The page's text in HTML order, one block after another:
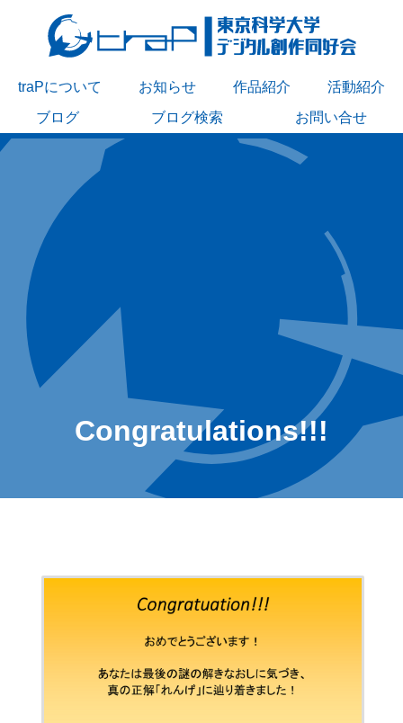
traPについて お知らせ 作品紹介
活動紹介
ブログ
ブログ検索 お問い合せ
Congratulations!!!